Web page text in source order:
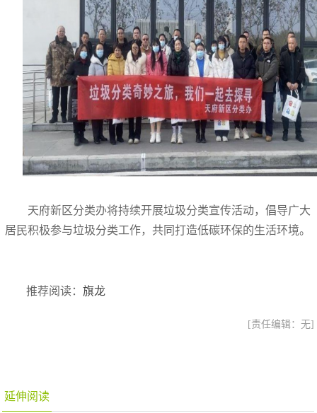
天府新区分类办将持续开展垃圾分类宣传活动，倡导广大
居民积极参与垃圾分类工作，共同打造低碳环保的生活环境。
推荐阅读：旗龙
[责任编辑：无]
延伸阅读